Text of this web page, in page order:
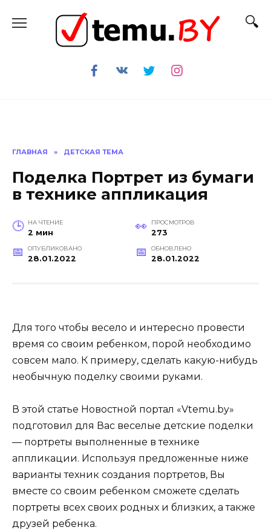
содержанию
ГЛАВНАЯ » ДЕТСКАЯ ТЕМА
Поделка Портрет из бумаги
в технике аппликация
НА ЧТЕНИЕ
2 мин
ПРОСМОТРОВ
273
ОПУБЛИКОВАНО
28.01.2022
ОБНОВЛЕНО
28.01.2022
Для того чтобы весело и интересно провести
время со своим ребенком, порой необходимо
совсем мало. К примеру, сделать какую-нибудь
необычную поделку своими руками.
В этой статье Новостной портал «Vtemu.by»
подготовил для Вас веселые детские поделки
— портреты выполненные в технике
аппликации. Используя предложенные ниже
варианты техник создания портретов, Вы
вместе со своим ребенком сможете сделать
портреты всех своих родных и близких, а также
друзей ребенка.